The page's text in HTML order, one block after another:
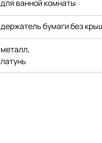
для ванной комнаты
держатель бумаги без
металл,
латунь